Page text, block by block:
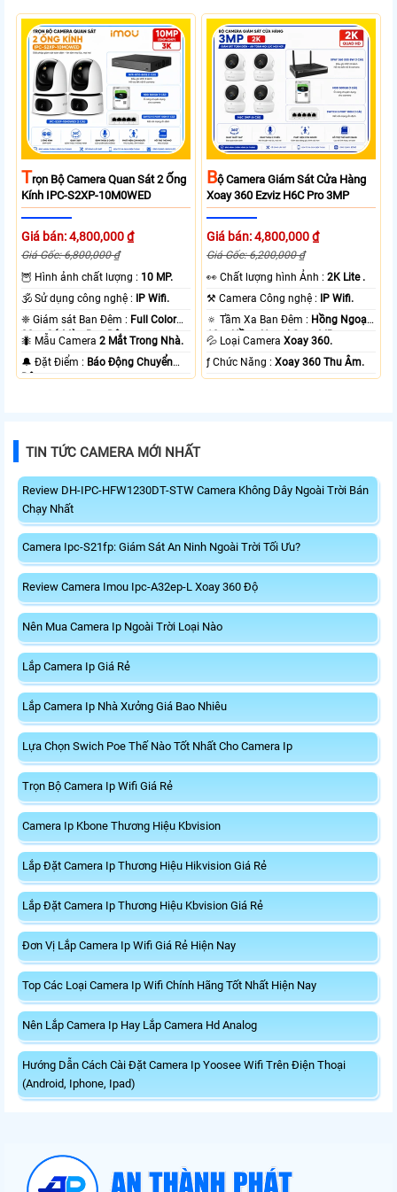
TRọn Bộ Camera Quan Sát 2 Ống
Kính IPC-S2XP-10M0WED
Giá bán: 4,800,000 ₫
Giá Gốc: 6,800,000 ₫
🦉 Hình ảnh chất lượng : 10 MP.
🕉️ Sử dụng công nghệ : IP Wifi.
❈ Giám sát Ban Đêm : Full Color
20m Có Màu Ban Ðêm.
🐜 Mẫu Camera2 Mắt Trong Nhà.
️🔔 Đặt Điểm : Báo Động Chuyển
Động.
BỘ Camera Giám Sát Cửa Hàng
Xoay 360 Ezviz H6C Pro 3MP
Giá bán: 4,800,000 ₫
Giá Gốc: 6,200,000 ₫
️👀 Chất lượng hình Ảnh :2K Lite .
⚒ Camera Công nghệ : IP Wifi.
🔅 Tầm Xa Ban Đêm : Hồng Ngoại
10m Hồng Ngoại Smart IR.
💦 Loại CameraXoay 360.
️ƒ Chức Năng :Xoay 360 Thu Âm.
TIN TỨC CAMERA MỚI NHẤT
Review DH-IPC-HFW1230DT-STW Camera Không Dây Ngoài Trời Bán
Chạy Nhất
Camera Ipc-S21fp: Giám Sát An Ninh Ngoài Trời Tối Ưu?
Review Camera Imou Ipc-A32ep-L Xoay 360 Độ
Nên Mua Camera Ip Ngoài Trời Loại Nào
Lắp Camera Ip Giá Rẻ
Lắp Camera Ip Nhà Xưởng Giá Bao Nhiêu
Lựa Chọn Swich Poe Thế Nào Tốt Nhất Cho Camera Ip
Trọn Bộ Camera Ip Wifi Giá Rẻ
Camera Ip Kbone Thương Hiệu Kbvision
Lắp Đặt Camera Ip Thương Hiệu Hikvision Giá Rẻ
Lắp Đặt Camera Ip Thương Hiệu Kbvision Giá Rẻ
Đơn Vị Lắp Camera Ip Wifi Giá Rẻ Hiện Nay
Top Các Loại Camera Ip Wifi Chính Hãng Tốt Nhất Hiện Nay
Nên Lắp Camera Ip Hay Lắp Camera Hd Analog
Hướng Dẫn Cách Cài Đặt Camera Ip Yoosee Wifi Trên Điện Thoại
(Android, Iphone, Ipad)